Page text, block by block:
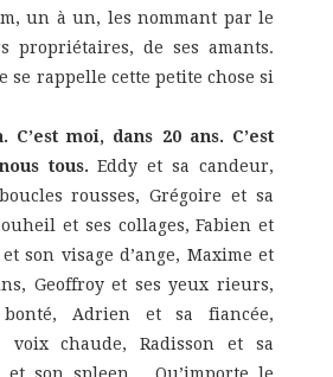
un à un, les nommant par le
propriétaires, de ses amants.
se rappelle cette petite chose si
C’est moi, dans 20 ans. C’est
tous. Eddy et sa candeur,
rousses, Grégoire et sa
et ses collages, Fabien et
son visage d’ange, Maxime et
Geoffroy et ses yeux rieurs,
Adrien et sa fiancée,
voix chaude, Radisson et sa